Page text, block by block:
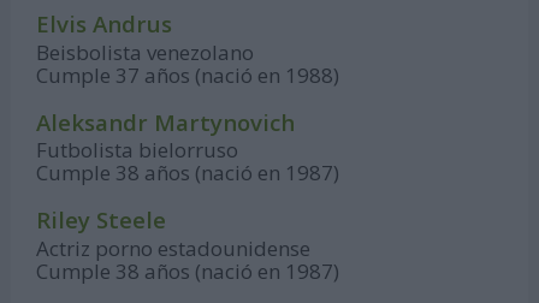
Elvis Andrus
Beisbolista venezolano
Cumple 37 años (nació en 1988)
Aleksandr Martynovich
Futbolista bielorruso
Cumple 38 años (nació en 1987)
Riley Steele
Actriz porno estadounidense
Cumple 38 años (nació en 1987)